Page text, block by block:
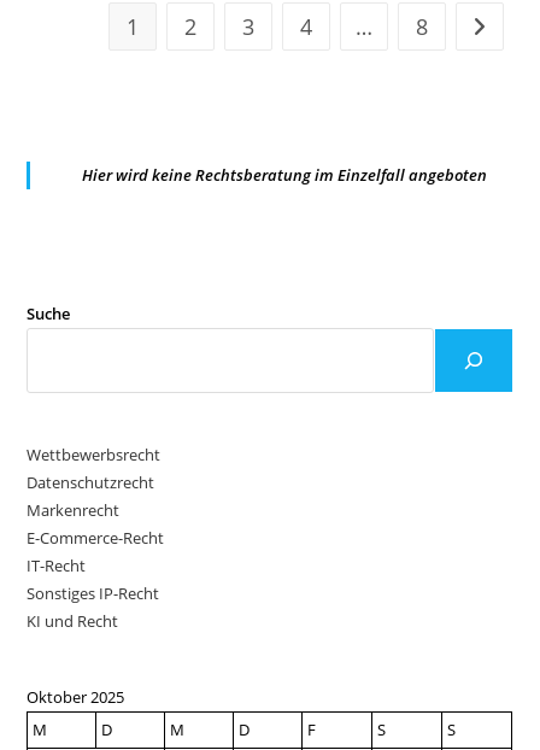
1 2 3 4 … 8 Zur
Hier wird keine Rechtsberatung im Einzelfall angeboten
Suche
Wettbewerbsrecht
Datenschutzrecht
Markenrecht
E-Commerce-Recht
IT-Recht
Sonstiges IP-Recht
KI und Recht
Oktober 2025
M
D M D F S
S